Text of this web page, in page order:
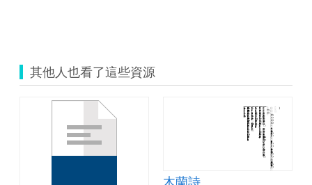
其他人也看了這些資源
木蘭詩